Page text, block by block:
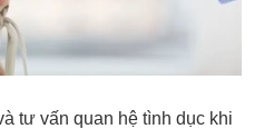
tư vấn quan hệ tình dục khi